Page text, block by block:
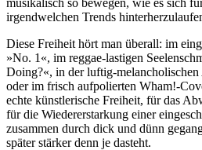
musikalisch so bewegen, wie es sich
irgendwelchen Trends
Diese Freiheit hört man überall: im
»No. 1«, im reggae-lastigen
Doing?«, in der luftig-
oder im frisch aufpolierten Wham!-
echte künstlerische Freiheit, für das
für die Wiedererstarkung einer
zusammen durch dick und dünn
später stärker denn je dasteht.